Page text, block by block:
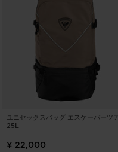
ユニセックスバッグ エスケーパーツ
25L
¥ 22,000